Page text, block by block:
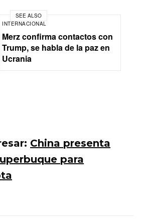
SEE ALSO
INTERNACIONAL
Merz confirma contactos con
Trump, se habla de la paz en
Ucrania
China presenta
para